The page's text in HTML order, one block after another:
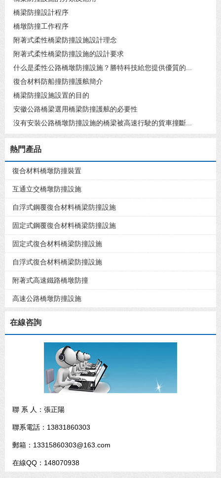
橋梁防撞設計程序
橋墩防撞工作程序
附著式柔性橋梁防撞設施設計理念
附著式柔性橋梁防撞設施的設計要求
什么是柔性公路橋墩防撞設施？勝特科技給您提供優質的...
復合材料防船撞防撞護舷簡介
橋梁防撞設施設置的目的
安徽公路橋梁選用橋梁防撞護舷的必要性
沒有安裝公路橋墩防撞設施的橋梁被高速行駛的貨車撞斷...
熱門產品
復合材料橋墩防撞裝置
互通立交橋墩防撞設施
自浮式鋼覆復合材料橋梁防撞設施
固定式鋼覆復合材料橋梁防撞設施
固定式復合材料橋梁防撞設施
自浮式復合材料橋梁防撞設施
附著式高速鐵路橋墩防撞
高速公路橋墩防撞設施
在線咨詢
聯 系 人：張正陽
聯系電話：13831860303
郵箱：13315860303@163.com
在線QQ：148070938